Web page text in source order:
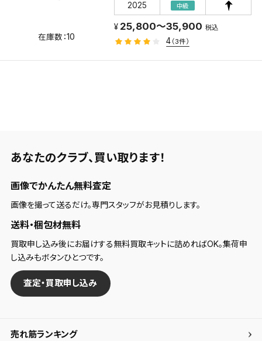
2025 中級
10
25,800～35,900 税込
4 （3件）
あなたのクラブ、 買い取ります！
画像でかんたん無料査定
画像を撮って送るだけ。専門スタッフがお見積りします。
送料・梱包材無料
買取申し込み後にお届けする無料買取キットに詰めればOK。集荷申
し込みもボタンひとつです。
査定・買取申し込み
売れ筋ランキング